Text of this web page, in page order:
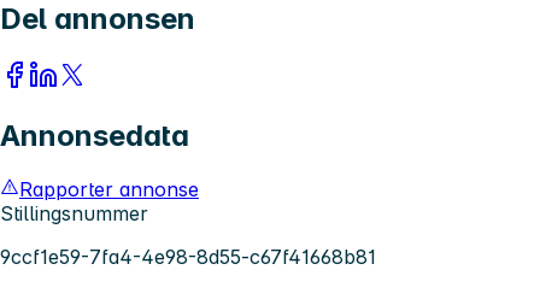
Del annonsen
Annonsedata
Rapporter annonse
Stillingsnummer
9ccf1e59-7fa4-4e98-8d55-c67f41668b81